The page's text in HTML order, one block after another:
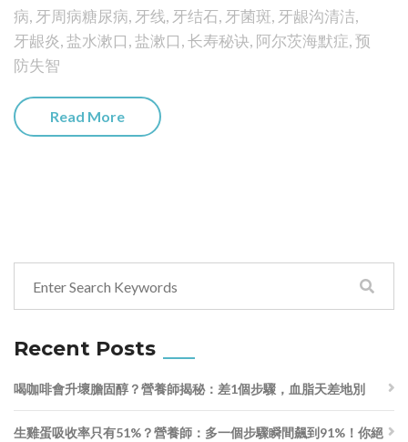
病, 牙周病糖尿病, 牙线, 牙结石, 牙菌斑, 牙龈沟清洁,
牙龈炎,盐水漱口,盐漱口,长寿秘诀, 阿尔茨海默症,预
防失智
Read More
Recent Posts
喝咖啡會升壞膽固醇？營養師揭秘：差1個步驟，血脂天差地別
生雞蛋吸收率只有51%？營養師：多一個步驟瞬間飆到91%！你絕